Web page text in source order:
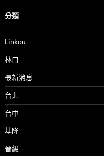
分類
Linkou
林口
最新消息
台北
台中
基隆
晉級